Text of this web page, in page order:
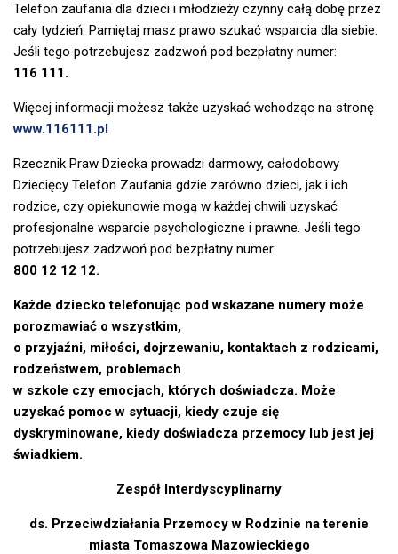
Telefon zaufania dla dzieci i młodzieży czynny całą dobę przez
cały tydzień. Pamiętaj masz prawo szukać wsparcia dla siebie.
Jeśli tego potrzebujesz zadzwoń pod bezpłatny numer:
116 111.
Więcej informacji możesz także uzyskać wchodząc na stronę
www.116111.pl
Rzecznik Praw Dziecka prowadzi darmowy, całodobowy
Dziecięcy Telefon Zaufania gdzie zarówno dzieci, jak i ich
rodzice, czy opiekunowie mogą w każdej chwili uzyskać
profesjonalne wsparcie psychologiczne i prawne. Jeśli tego
potrzebujesz zadzwoń pod bezpłatny numer:
800 12 12 12.
Każde dziecko telefonując pod wskazane numery może
porozmawiać o wszystkim,
o przyjaźni, miłości, dojrzewaniu, kontaktach z rodzicami,
rodzeństwem, problemach
w szkole czy emocjach, których doświadcza. Może
uzyskać pomoc w sytuacji, kiedy czuje się
dyskryminowane, kiedy doświadcza przemocy lub jest jej
świadkiem.
Zespół Interdyscyplinarny
ds. Przeciwdziałania Przemocy w Rodzinie na terenie
miasta Tomaszowa Mazowieckiego